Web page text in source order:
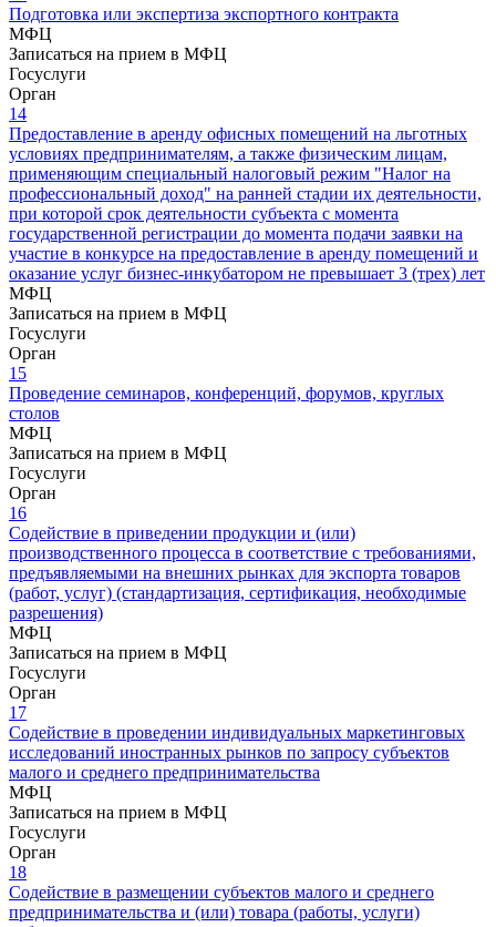
Подготовка или экспертиза экспортного контракта
МФЦ
Записаться на прием в МФЦ
Госуслуги
Орган
14
Предоставление в аренду офисных помещений на льготных
условиях предпринимателям, а также физическим лицам,
применяющим специальный налоговый режим "Налог на
профессиональный доход" на ранней стадии их деятельности,
при которой срок деятельности субъекта с момента
государственной регистрации до момента подачи заявки на
участие в конкурсе на предоставление в аренду помещений и
оказание услуг бизнес-инкубатором не превышает 3 (трех) лет
МФЦ
Записаться на прием в МФЦ
Госуслуги
Орган
15
Проведение семинаров, конференций, форумов, круглых
столов
МФЦ
Записаться на прием в МФЦ
Госуслуги
Орган
16
Содействие в приведении продукции и (или)
производственного процесса в соответствие с требованиями,
предъявляемыми на внешних рынках для экспорта товаров
(работ, услуг) (стандартизация, сертификация, необходимые
разрешения)
МФЦ
Записаться на прием в МФЦ
Госуслуги
Орган
17
Содействие в проведении индивидуальных маркетинговых
исследований иностранных рынков по запросу субъектов
малого и среднего предпринимательства
МФЦ
Записаться на прием в МФЦ
Госуслуги
Орган
18
Содействие в размещении субъектов малого и среднего
предпринимательства и (или) товара (работы, услуги)